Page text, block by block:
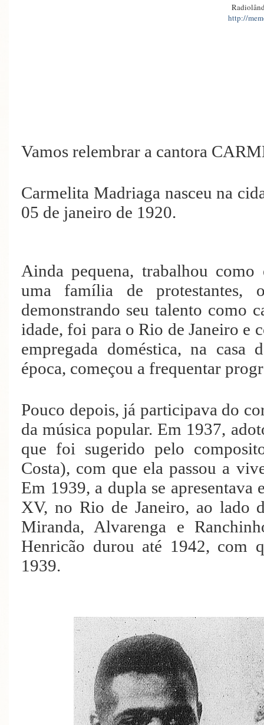
http://
Vamos relembrar a cantora
Carmelita Madriaga nasceu na
05 de janeiro de 1920.
Ainda pequena, trabalhou como
uma família de protestantes,
demonstrando seu talento como
idade, foi para o Rio de Janeiro e
empregada doméstica, na casa
época, começou a frequentar
Pouco depois, já participava do
da música popular. Em 1937,
que foi sugerido pelo
Costa), com que ela passou a
Em 1939, a dupla se apresentava
XV, no Rio de Janeiro, ao lado
Miranda, Alvarenga e
Henricão durou até 1942, com
1939.